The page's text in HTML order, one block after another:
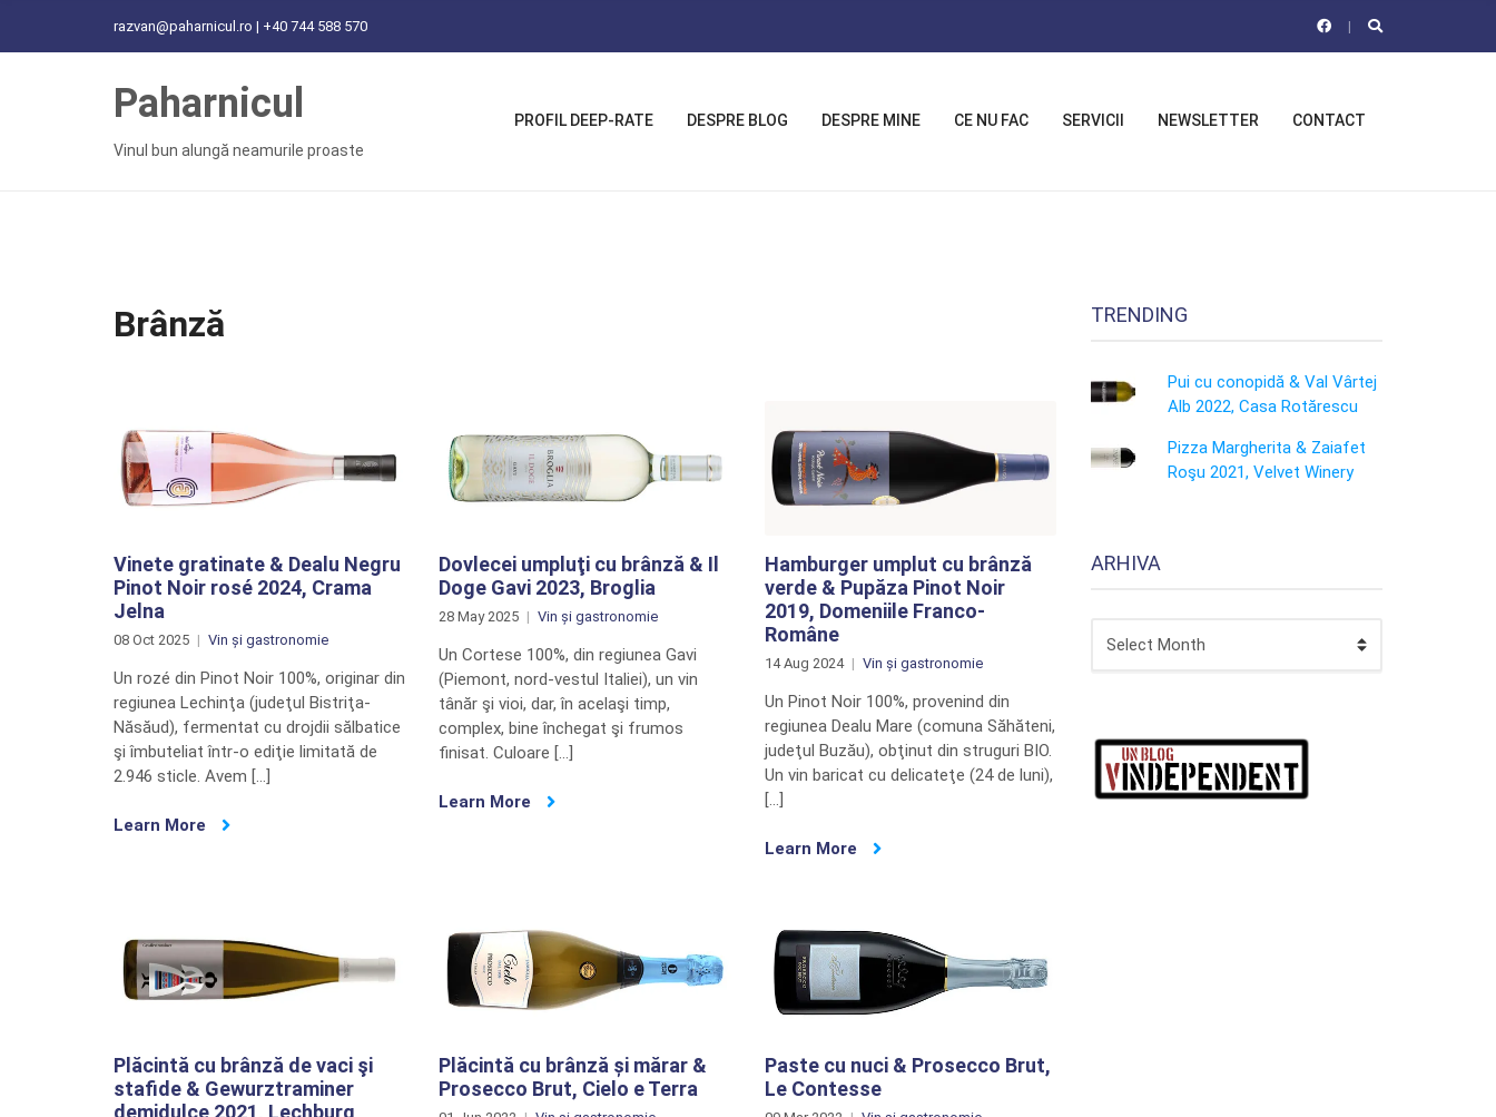
razvan@paharnicul.ro | +40 744 588 570
Paharnicul
Vinul bun alungă neamurile proaste
PROFIL DEEP-RATE DESPRE BLOG DESPRE MINE CE NU FAC SERVICII NEWSLETTER CONTACT
Brânză
Vinete gratinate & Dealu Negru
Pinot Noir rosé 2024, Crama
Jelna
08 Oct 2025 Vin și gastronomie
Un rozé din Pinot Noir 100%, originar din
regiunea Lechinţa (judeţul Bistriţa-
Năsăud), fermentat cu drojdii sălbatice
şi îmbuteliat într-o ediţie limitată de
2.946 sticle. Avem […]
Learn More
Dovlecei umpluţi cu brânză & Il
Doge Gavi 2023, Broglia
28 May 2025 Vin și gastronomie
Un Cortese 100%, din regiunea Gavi
(Piemont, nord-vestul Italiei), un vin
tânăr şi vioi, dar, în acelaşi timp,
complex, bine închegat şi frumos
finisat. Culoare […]
Learn More
Hamburger umplut cu brânză
verde & Pupăza Pinot Noir
2019, Domeniile Franco-
Române
14 Aug 2024 Vin și gastronomie
Un Pinot Noir 100%, provenind din
regiunea Dealu Mare (comuna Săhăteni,
judeţul Buzău), obţinut din struguri BIO.
Un vin baricat cu delicateţe (24 de luni),
[…]
Learn More
Plăcintă cu brânză de vaci şi
stafide & Gewurztraminer
demidulce 2021, Lechburg
Plăcintă cu brânză și mărar &
Prosecco Brut, Cielo e Terra
Paste cu nuci & Prosecco Brut,
Le Contesse
TRENDING
Pui cu conopidă & Val Vârtej
Alb 2022, Casa Rotărescu
Pizza Margherita & Zaiafet
Roşu 2021, Velvet Winery
ARHIVA